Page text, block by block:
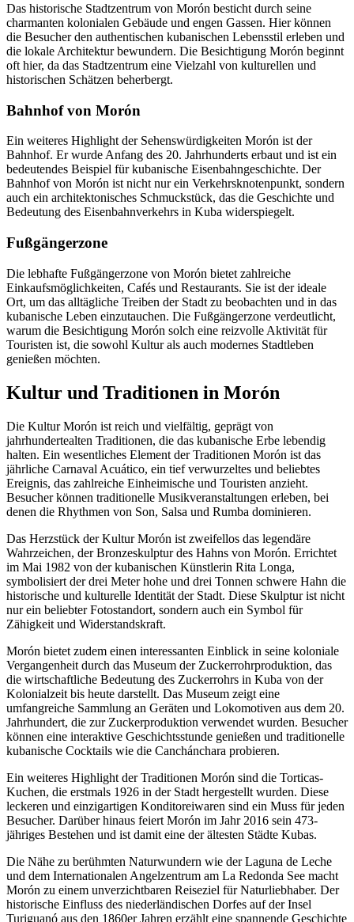
Das historische Stadtzentrum von Morón besticht durch seine
charmanten kolonialen Gebäude und engen Gassen. Hier können
die Besucher den authentischen kubanischen Lebensstil erleben und
die lokale Architektur bewundern. Die Besichtigung Morón beginnt
oft hier, da das Stadtzentrum eine Vielzahl von kulturellen und
historischen Schätzen beherbergt.
Bahnhof von Morón
Ein weiteres Highlight der Sehenswürdigkeiten Morón ist der
Bahnhof. Er wurde Anfang des 20. Jahrhunderts erbaut und ist ein
bedeutendes Beispiel für kubanische Eisenbahngeschichte. Der
Bahnhof von Morón ist nicht nur ein Verkehrsknotenpunkt, sondern
auch ein architektonisches Schmuckstück, das die Geschichte und
Bedeutung des Eisenbahnverkehrs in Kuba widerspiegelt.
Fußgängerzone
Die lebhafte Fußgängerzone von Morón bietet zahlreiche
Einkaufsmöglichkeiten, Cafés und Restaurants. Sie ist der ideale
Ort, um das alltägliche Treiben der Stadt zu beobachten und in das
kubanische Leben einzutauchen. Die Fußgängerzone verdeutlicht,
warum die Besichtigung Morón solch eine reizvolle Aktivität für
Touristen ist, die sowohl Kultur als auch modernes Stadtleben
genießen möchten.
Kultur und Traditionen in Morón
Die Kultur Morón ist reich und vielfältig, geprägt von
jahrhundertealten Traditionen, die das kubanische Erbe lebendig
halten. Ein wesentliches Element der Traditionen Morón ist das
jährliche Carnaval Acuático, ein tief verwurzeltes und beliebtes
Ereignis, das zahlreiche Einheimische und Touristen anzieht.
Besucher können traditionelle Musikveranstaltungen erleben, bei
denen die Rhythmen von Son, Salsa und Rumba dominieren.
Das Herzstück der Kultur Morón ist zweifellos das legendäre
Wahrzeichen, der Bronzeskulptur des Hahns von Morón. Errichtet
im Mai 1982 von der kubanischen Künstlerin Rita Longa,
symbolisiert der drei Meter hohe und drei Tonnen schwere Hahn die
historische und kulturelle Identität der Stadt. Diese Skulptur ist nicht
nur ein beliebter Fotostandort, sondern auch ein Symbol für
Zähigkeit und Widerstandskraft.
Morón bietet zudem einen interessanten Einblick in seine koloniale
Vergangenheit durch das Museum der Zuckerrohrproduktion, das
die wirtschaftliche Bedeutung des Zuckerrohrs in Kuba von der
Kolonialzeit bis heute darstellt. Das Museum zeigt eine
umfangreiche Sammlung an Geräten und Lokomotiven aus dem 20.
Jahrhundert, die zur Zuckerproduktion verwendet wurden. Besucher
können eine interaktive Geschichtsstunde genießen und traditionelle
kubanische Cocktails wie die Canchánchara probieren.
Ein weiteres Highlight der Traditionen Morón sind die Torticas-
Kuchen, die erstmals 1926 in der Stadt hergestellt wurden. Diese
leckeren und einzigartigen Konditoreiwaren sind ein Muss für jeden
Besucher. Darüber hinaus feiert Morón im Jahr 2016 sein 473-
jähriges Bestehen und ist damit eine der ältesten Städte Kubas.
Die Nähe zu berühmten Naturwundern wie der Laguna de Leche
und dem Internationalen Angelzentrum am La Redonda See macht
Morón zu einem unverzichtbaren Reiseziel für Naturliebhaber. Der
historische Einfluss des niederländischen Dorfes auf der Insel
Turiguanó aus den 1860er Jahren erzählt eine spannende Geschichte